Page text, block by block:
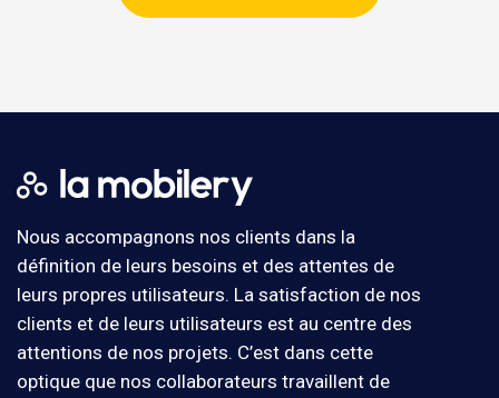
Nous accompagnons nos clients dans la
définition de leurs besoins et des attentes de
leurs propres utilisateurs. La satisfaction de nos
clients et de leurs utilisateurs est au centre des
attentions de nos projets. C’est dans cette
optique que nos collaborateurs travaillent de